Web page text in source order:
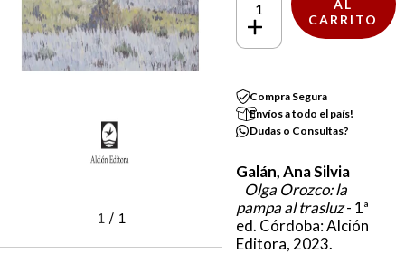
1/ 1
Compra Segura
Envíos a todo el país!
Dudas o Consultas?
Galán, Ana Silvia
Olga Orozco: la
pampa al trasluz- 1ª
ed. Córdoba: Alción
Editora, 2023.